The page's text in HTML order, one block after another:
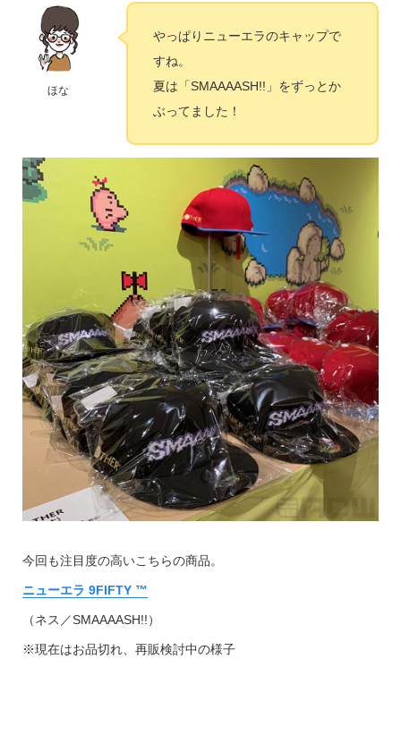
ほな
やっぱりニューエラのキャップで
すね。
夏は「SMAAAASH!!」をずっとか
ぶってました！
今回も注目度の高いこちらの商品。
ニューエラ 9FIFTY ™
（ネス／SMAAAASH!!）
※現在はお品切れ、再販検討中の様子